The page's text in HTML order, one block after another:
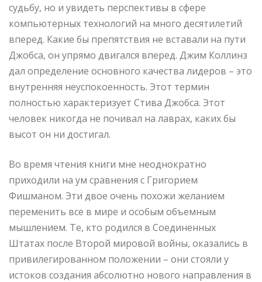
судьбу, но и увидеть перспективы в сфере
компьютерных технологий на много десятилетий
вперед. Какие бы препятствия не вставали на пути
Джобса, он упрямо двигался вперед. Джим Коллинз
дал определение основного качества лидеров – это
внутренняя неуспокоенность. Этот термин
полностью характеризует Стива Джобса. Этот
человек никогда не почивал на лаврах, каких бы
высот он ни достигал.
Во время чтения книги мне неоднократно
приходили на ум сравнения с Григорием
Фишманом. Эти двое очень похожи желанием
переменить все в мире и особым объемным
мышлением. Те, кто родился в Соединенных
Штатах после Второй мировой войны, оказались в
привилегированном положении – они стояли у
истоков создания абсолютно нового направления в